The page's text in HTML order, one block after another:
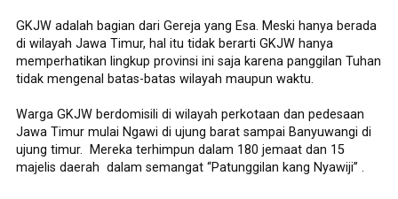
GKJW adalah bagian dari Gereja yang Esa. Meski hanya berada
di wilayah Jawa Timur, hal itu tidak berarti GKJW hanya
memperhatikan lingkup provinsi ini saja karena panggilan Tuhan
tidak mengenal batas-batas wilayah maupun waktu.
Warga GKJW berdomisili di wilayah perkotaan dan pedesaan
Jawa Timur mulai Ngawi di ujung barat sampai Banyuwangi di
ujung timur. Mereka terhimpun dalam 180 jemaat dan 15
majelis daerah dalam semangat “Patunggilan kang Nyawiji” .